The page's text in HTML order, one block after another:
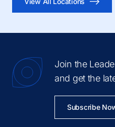
Join the
and get the
Subscribe